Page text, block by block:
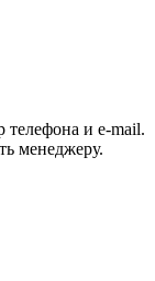
телефона и e-mail.
менеджеру.